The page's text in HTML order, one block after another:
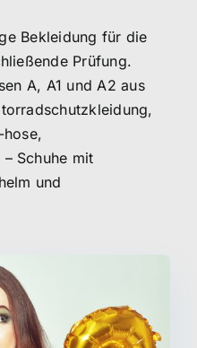
Bekleidung für die
Prüfung.
A, A1 und A2 aus
Schuhe mit
und